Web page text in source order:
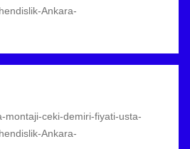
Ankara-
montaji-ceki-demiri-fiyati-usta-
Ankara-